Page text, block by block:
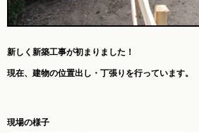
新しく新築工事が初まりました！
現在、建物の位置出し・ 丁張り を行っています。
現場の様子